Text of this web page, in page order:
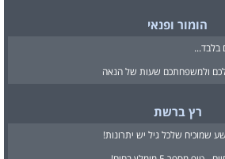
הומור ופנאי
בלבד...
ולמשפחתכם שעות של הנאה
רץ ברשת